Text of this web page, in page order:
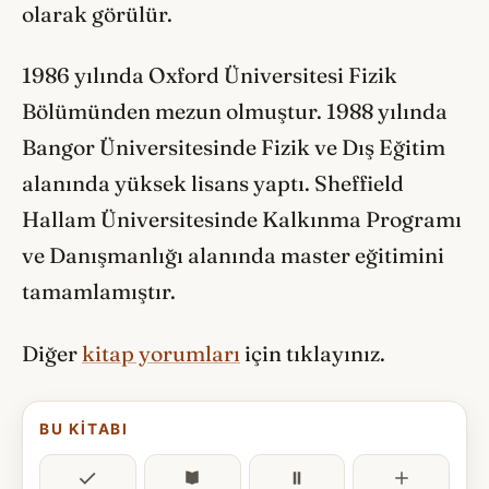
olarak görülür.
1986 yılında Oxford Üniversitesi Fizik
Bölümünden mezun olmuştur. 1988 yılında
Bangor Üniversitesinde Fizik ve Dış Eğitim
alanında yüksek lisans yaptı. Sheffield
Hallam Üniversitesinde Kalkınma Programı
ve Danışmanlığı alanında master eğitimini
tamamlamıştır.
Diğer kitap yorumları için tıklayınız.
BU KITABI